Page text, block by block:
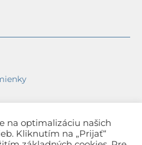
na optimalizáciu našich
Kliknutím na „Prijať“